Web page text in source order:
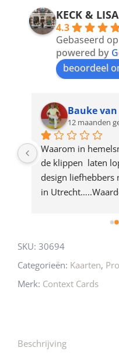
address
product
KECK & LISA
4.3
Gebaseerd
powered by G
beoordeel
Bauke
12 maanden
Waarom in
de klippen  laten
design liefhebbers
in
SKU: 30694
Categorieën: Kaarten,
Merk: Context Cards
Beschrijving